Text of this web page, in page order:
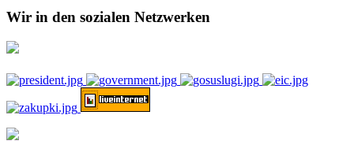
Wir in den sozialen Netzwerken